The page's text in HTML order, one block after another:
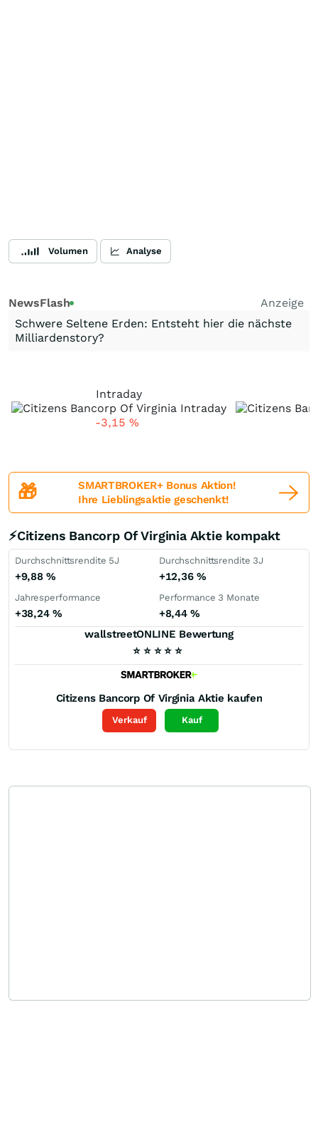
Volumen Analyse
NewsFlash
Anzeige
Schwere Seltene Erden: Entsteht hier die nächste
Milliardenstory?
Intraday
-3,15 %
🎁
SMARTBROKER+ Bonus Aktion!
Ihre Lieblingsaktie geschenkt!
⚡Citizens Bancorp Of Virginia Aktie kompakt
Durchschnittsrendite 5J
+9,88%
Durchschnittsrendite 3J
+12,36 %
Jahresperformance
+38,24 %
Performance 3 Monate
+8,44%
wallstreetONLINE Bewertung
⭐ ⭐ ⭐ ⭐ ⭐
Citizens Bancorp Of Virginia Aktie kaufen
Verkauf Kauf